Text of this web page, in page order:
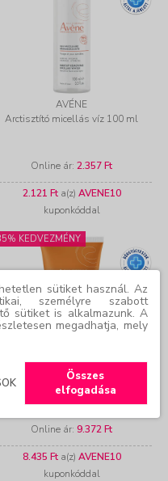
AVÉNE
Arctisztító micellás víz 100 ml
Online ár: 2.357 Ft
2.121 Fta(z) AVENE10
kuponkóddal
KEDVEZMÉNY
AVÉNE
PROTECT Napvédő fluid
arcra és testre SPF50+ (150 ml)
Online ár: 9.372 Ft
8.435 Fta(z) AVENE10
kuponkóddal
sütiket használ. Az
személyre szabott
sütiket is alkalmazunk. A
megadhatja, mely
Összes
elfogadása